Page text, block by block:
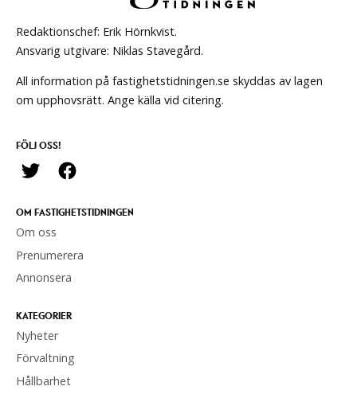
Redaktionschef: Erik Hörnkvist.
Ansvarig utgivare: Niklas Stavegård.
All information på fastighetstidningen.se skyddas av lagen
om upphovsrätt. Ange källa vid citering.
FÖLJ OSS!
OM FASTIGHETSTIDNINGEN
Om oss
Prenumerera
Annonsera
KATEGORIER
Nyheter
Förvaltning
Hållbarhet